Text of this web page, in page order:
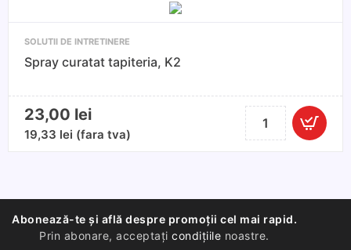
SOLUTII DE INTRETINERE
Spray curatat tapiteria, K2
23,00 lei
19,33 lei (fara tva)
Cantitate
Spray
Abonează-te și află despre promoții cel mai rapid.
Prin abonare, acceptațicondițiile noastre.